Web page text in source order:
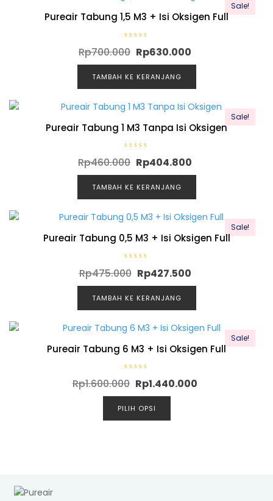
Sale!
Pureair Tabung 1,5 M3 + Isi Oksigen Full
i
i
l
a
i
d
a
5
Rp700.000 Rp630.000
TAMBAH KE KERANJANG
Sale!
Pureair Tabung 1 M3 Tanpa Isi Oksigen
i
i
l
a
i
d
a
5
Rp460.000 Rp404.800
TAMBAH KE KERANJANG
Sale!
Pureair Tabung 0,5 M3 + Isi Oksigen Full
i
i
l
a
i
d
a
i
5
Rp475.000 Rp427.500
TAMBAH KE KERANJANG
Sale!
Pureair Tabung 6 M3 + Isi Oksigen Full
i
i
l
a
i
Rp1.600.000 Rp1.440.000
PILIH OPSI